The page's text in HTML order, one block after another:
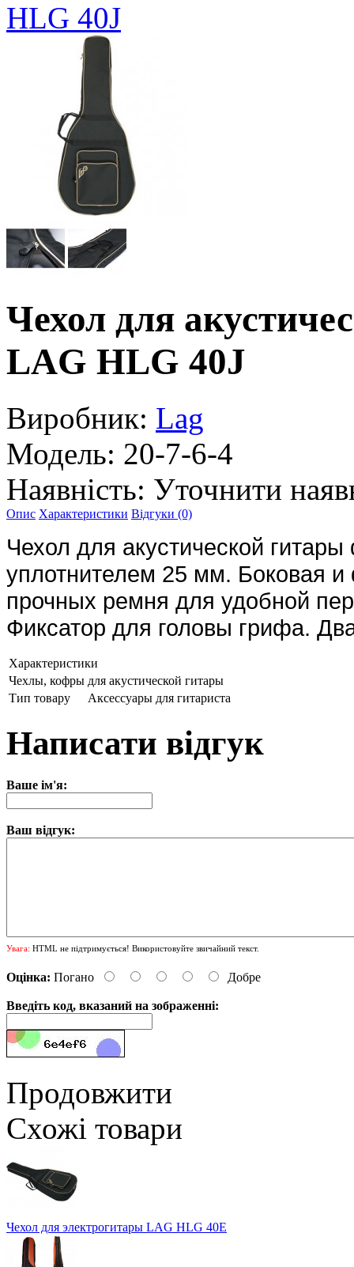
HLG 40J
Чехол для
LAG HLG 40J
Виробник: Lag
Модель: 20-7-6-4
Наявність: Уточнити
Опис Характеристики Відгуки (0)
Чехол для акустической
уплотнителем 25 мм. Боковая
прочных ремня для удобной
Фиксатор для головы грифа.
Характеристики
Чехлы, кофры для акустической гитары
Тип товару
Аксессуары для гитариста
Написати відгук
Ваше ім'я:
Ваш відгук:
Увага: HTML не підтримується! Використовуйте звичайний текст.
Оцінка: Погано Добре
Введіть код, вказаний на зображенні:
Продовжити
Схожі товари
Чехол для электрогитары LAG HLG 40E